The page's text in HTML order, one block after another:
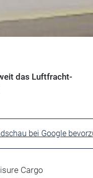
das Luftfracht-
bei Google
Cargo